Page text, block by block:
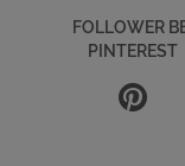
FOLLOWER
PINTEREST